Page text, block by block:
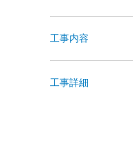
工事内容
工事詳細